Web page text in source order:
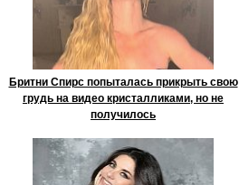
Бритни Спирс попыталась прикрыть свою
грудь на видео кристалликами, но не
получилось